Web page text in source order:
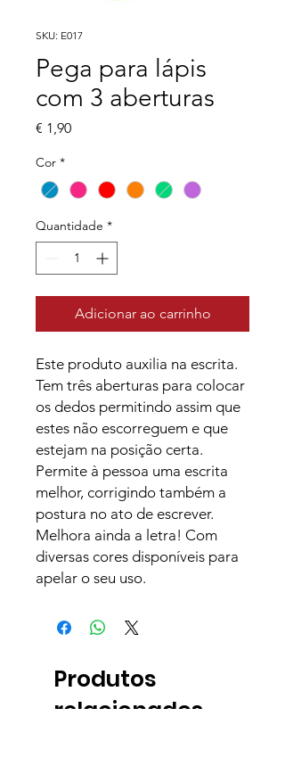
SKU: E017
Pega para lápis
com 3 aberturas
€ 1,90Preço
Cor *
Quantidade *
Adicionar ao carrinho
Este produto auxilia na escrita.
Tem três aberturas para colocar
os dedos permitindo assim que
estes não escorreguem e que
estejam na posição certa.
Permite à pessoa uma escrita
melhor, corrigindo também a
postura no ato de escrever.
Melhora ainda a letra! Com
diversas cores disponíveis para
apelar o seu uso.
Produtos
relacionados